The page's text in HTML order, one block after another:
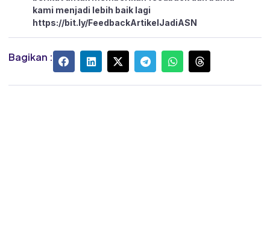
kami menjadi lebih baik lagi
https://bit.ly/FeedbackArtikelJadiASN
Bagikan :